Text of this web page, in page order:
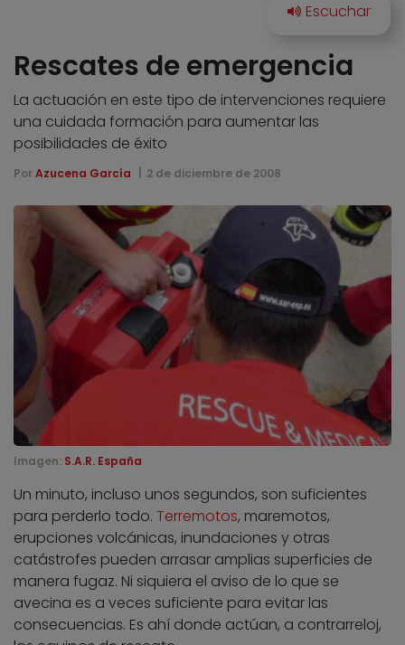
Rescates de emergencia
La actuación en este tipo de intervenciones requiere
una cuidada formación para aumentar las
posibilidades de éxito
Por Azucena García 2 de diciembre de 2008
Imagen: S.A.R. España
Un minuto, incluso unos segundos, son suficientes
para perderlo todo. Terremotos, maremotos,
erupciones volcánicas, inundaciones y otras
catástrofes pueden arrasar amplias superficies de
manera fugaz. Ni siquiera el aviso de lo que se
avecina es a veces suficiente para evitar las
consecuencias. Es ahí donde actúan, a contrarreloj,